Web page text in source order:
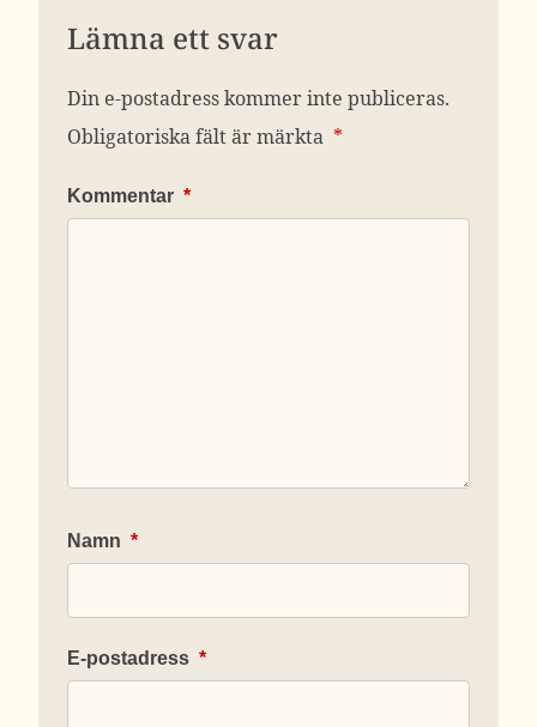
Lämna ett svar
Din e-postadress kommer inte publiceras.
Obligatoriska fält är märkta *
Kommentar *
Namn *
E-postadress *